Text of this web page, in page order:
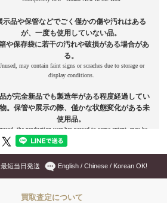
最短当日発送 English / Chinese / Korean OK!
買取査定について